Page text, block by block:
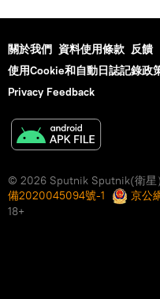
關於我們 資料使用條款 反饋
使用Cookie和自動日誌記錄政
Privacy Feedback
© 2026 Sputnik Sputnik(衛星
備2020045094號-1
京公
18+